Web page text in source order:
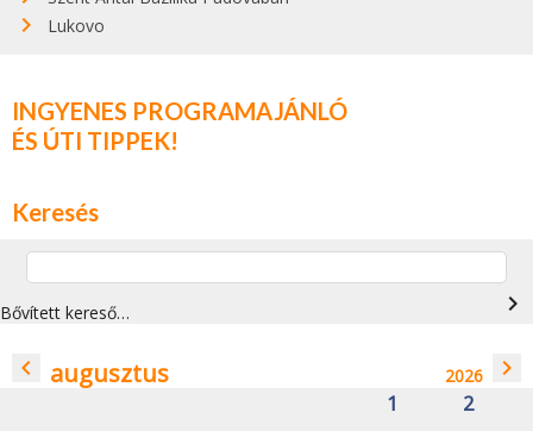
Lukovo
INGYENES PROGRAMAJÁNLÓ
ÉS ÚTI TIPPEK!
Keresés
Bővített kereső… navigate_next
navigate_before augusztus 2026 navigate_next
1
2